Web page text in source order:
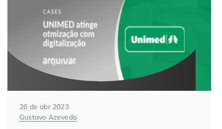
Automação de Processos
Educação Corporativa
Gerenciamento de NF-e
Adequação à LGPD
Assinatura Digital
Hospitais e Clínicas
Instituições de Ensino
Departamento Pessoal
Departamento Financeiro
Cooperativas
Cases de Sucesso
Nossas Unidades
Blog
Trabalhe Conosco
O QUE NOS DIFERENCIA?
26 de abr 2023
Gustavo Azevedo